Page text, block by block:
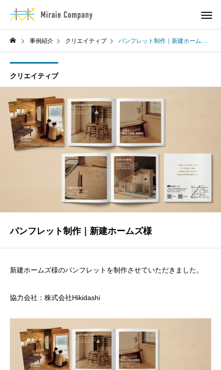
事例紹介 クリエイティブ パンフレット制作｜新建ホームズ様
クリエイティブ
パンフレット制作｜新建ホームズ様
新建ホームズ様のパンフレットを制作させていただきました。
協力会社：株式会社Hikidashi